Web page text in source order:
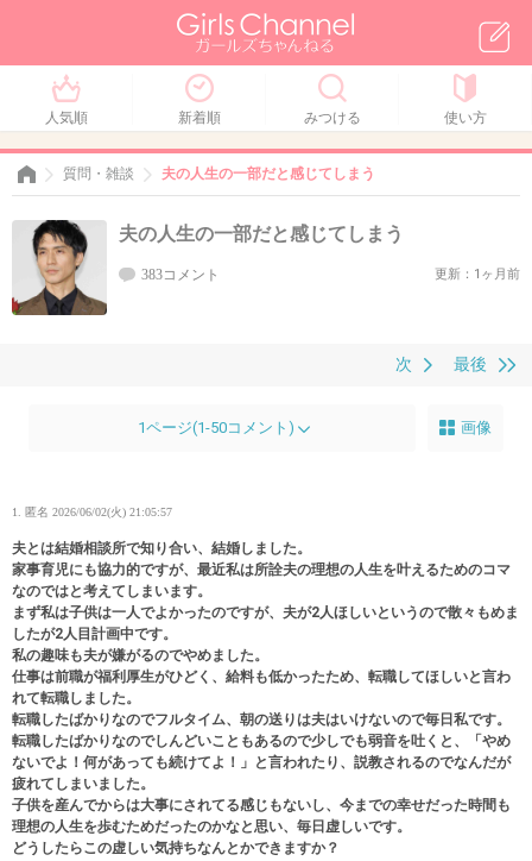
人気順 新着順 みつける 使い方
質問・雑談 夫の人生の一部だと感じてしまう
夫の人生の一部だと感じてしまう
383コメント 更新：1ヶ月前
最後
次
1ページ(1-50コメント) 画像
1. 匿名 2026/06/02(火) 21:05:57
夫とは結婚相談所で知り合い、結婚しました。
家事育児にも協力的ですが、最近私は所詮夫の理想の人生を叶えるためのコマ
なのではと考えてしまいます。
まず私は子供は一人でよかったのですが、夫が2人ほしいというので散々もめま
したが2人目計画中です。
私の趣味も夫が嫌がるのでやめました。
仕事は前職が福利厚生がひどく、給料も低かったため、転職してほしいと言わ
れて転職しました。
転職したばかりなのでフルタイム、朝の送りは夫はいけないので毎日私です。
転職したばかりなのでしんどいこともあるので少しでも弱音を吐くと、「やめ
ないでよ！何があっても続けてよ！」と言われたり、説教されるのでなんだが
疲れてしまいました。
子供を産んでからは大事にされてる感じもないし、今までの幸せだった時間も
理想の人生を歩むためだったのかなと思い、毎日虚しいです。
どうしたらこの虚しい気持ちなんとかできますか？